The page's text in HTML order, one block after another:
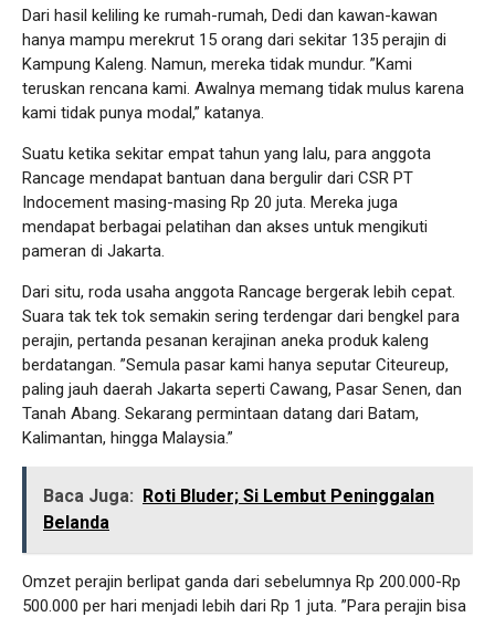
Dari hasil keliling ke rumah-rumah, Dedi dan kawan-kawan
hanya mampu merekrut 15 orang dari sekitar 135 perajin di
Kampung Kaleng. Namun, mereka tidak mundur. ”Kami
teruskan rencana kami. Awalnya memang tidak mulus karena
kami tidak punya modal,” katanya.
Suatu ketika sekitar empat tahun yang lalu, para anggota
Rancage mendapat bantuan dana bergulir dari CSR PT
Indocement masing-masing Rp 20 juta. Mereka juga
mendapat berbagai pelatihan dan akses untuk mengikuti
pameran di Jakarta.
Dari situ, roda usaha anggota Rancage bergerak lebih cepat.
Suara tak tek tok semakin sering terdengar dari bengkel para
perajin, pertanda pesanan kerajinan aneka produk kaleng
berdatangan. ”Semula pasar kami hanya seputar Citeureup,
paling jauh daerah Jakarta seperti Cawang, Pasar Senen, dan
Tanah Abang. Sekarang permintaan datang dari Batam,
Kalimantan, hingga Malaysia.”
Baca Juga: Roti Bluder; Si Lembut Peninggalan
Belanda
Omzet perajin berlipat ganda dari sebelumnya Rp 200.000-Rp
500.000 per hari menjadi lebih dari Rp 1 juta. ”Para perajin bisa